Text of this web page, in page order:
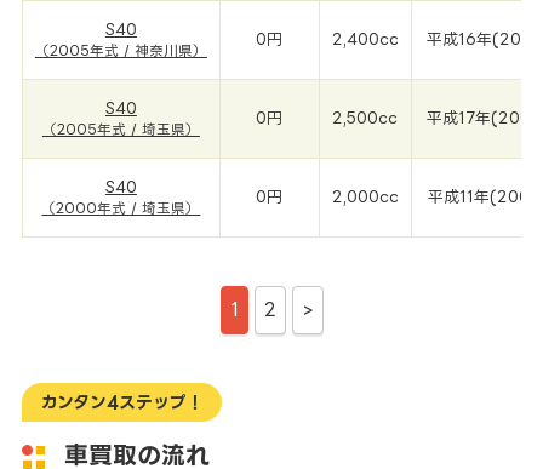
S40
（2005年式 / 神奈川県）
0円 2,400cc 平成16年
S40
（2005年式 / 埼玉県）
0円 2,500cc 平成17年
S40
（2000年式 / 埼玉県）
0円 2,000cc 平成11年
1 2 >
カンタン4ステップ！
車買取の流れ